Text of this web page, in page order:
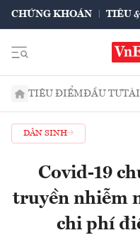
CHỨNG KHOÁN TIÊU
TIÊU ĐIỂMĐẦU TƯ
DÂN SINH
Covid-19
truyền nhiễm
chi phí